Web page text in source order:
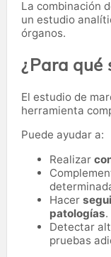
La combinación
un estudio
órganos.
¿Para qué
El estudio de
herramienta
Puede ayudar a:
Realizar
Hacer
patologías.
Detectar
pruebas